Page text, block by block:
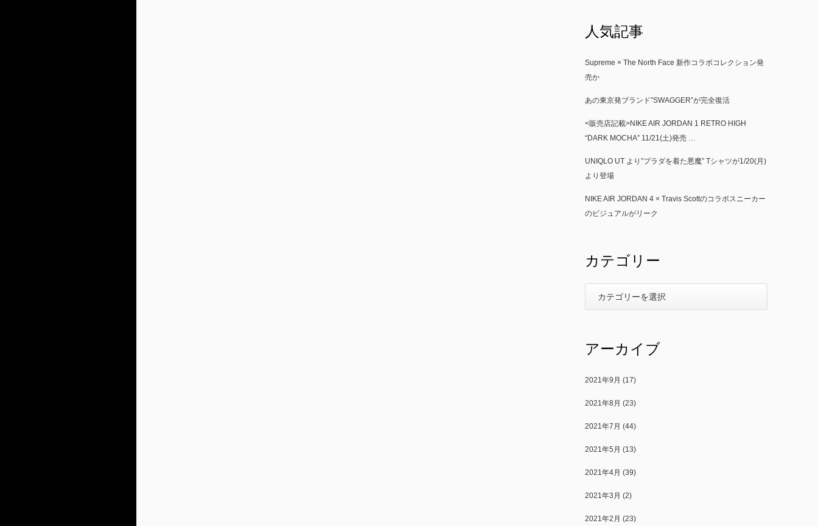
人気記事
Supreme × The North Face 新作コラボコレクション発
売か
あの東京発ブランド”SWAGGER”が完全復活
<販売店記載>NIKE AIR JORDAN 1 RETRO HIGH
“DARK MOCHA” 11/21(土)発売 …
UNIQLO UT より”プラダを着た悪魔” Tシャツが1/20(月)
より登場
NIKE AIR JORDAN 4 × Travis Scottのコラボスニーカー
のビジュアルがリーク
カテゴリー
アーカイブ
2021年9月 (17)
2021年8月 (23)
2021年7月 (44)
2021年5月 (13)
2021年4月 (39)
2021年3月 (2)
2021年2月 (23)